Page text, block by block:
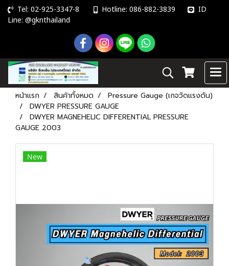
Tel: 02-925-3347-8 Hotline: 086-882-3839 ID
Line: @gknthailand
หน้าแรก สินค้าทั้งหมด
Pressure Gauge (เกจวัดแรงดัน)
DWYER PRESSURE GAUGE
DWYER MAGNEHELIC DIFFERENTIAL PRESSURE
GAUGE 2003
New